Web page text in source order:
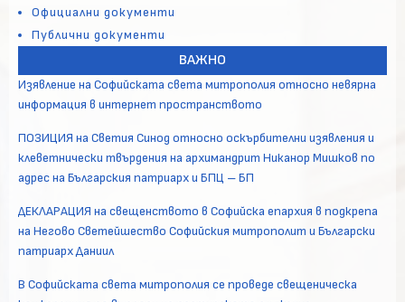
Официални документи
Публични документи
ВАЖНО
Изявление на Софийската света митрополия относно невярна
информация в интернет пространството
ПОЗИЦИЯ на Светия Синод относно оскърбителни изявления и
клеветнически твърдения на архимандрит Никанор Мишков по
адрес на Българския патриарх и БПЦ – БП
ДЕКЛАРАЦИЯ на свещенството в Софийска епархия в подкрепа
на Негово Светейшество Софийския митрополит и Български
патриарх Даниил
В Софийската света митрополия се проведе свещеническа